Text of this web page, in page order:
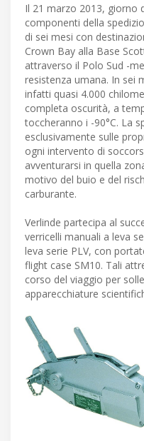
Il 21 marzo 2013, giorno
componenti della
di sei mesi con
Crown Bay alla Base
attraverso il Polo Sud -
resistenza umana. In sei
infatti quasi 4.000
completa oscurità, a
toccheranno i -90°C. La
esclusivamente sulle
ogni intervento di
avventurarsi in quella
motivo del buio e del
carburante.
Verlinde partecipa al
verricelli manuali a leva
leva serie PLV, con
flight case SM10. Tali
corso del viaggio per
apparecchiature